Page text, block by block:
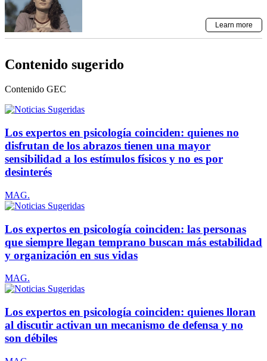
Contenido sugerido
Contenido GEC
Los expertos en psicología coinciden: quienes no
disfrutan de los abrazos tienen una mayor
sensibilidad a los estímulos físicos y no es por
desinterés
MAG.
Los expertos en psicología coinciden: las personas
que siempre llegan temprano buscan más estabilidad
y organización en sus vidas
MAG.
Los expertos en psicología coinciden: quienes lloran
al discutir activan un mecanismo de defensa y no
son débiles